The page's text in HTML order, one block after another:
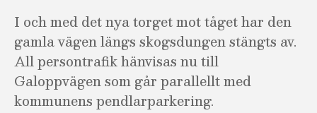
I och med det nya torget mot tåget har den
gamla vägen längs skogsdungen stängts av.
All persontrafik hänvisas nu till
Galoppvägen som går parallellt med
kommunens pendlarparkering.